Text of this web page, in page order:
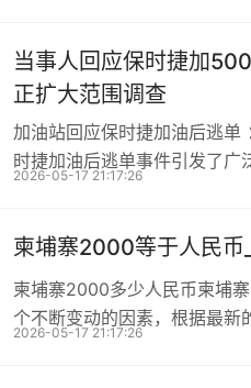
当事人回应保时捷加
正扩大范围调查
加油站回应保时捷加油后逃单
时捷加油后逃单事件引发了广
2026-05-17 21:17:26
柬埔寨2000等于人民
柬埔寨2000多少人民币柬埔
个不断变动的因素，根据最新
2026-05-17 21:17:26